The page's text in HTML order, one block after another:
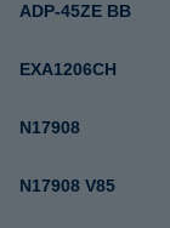
ADP-45ZE BB
EXA1206CH
N17908
N17908 V85